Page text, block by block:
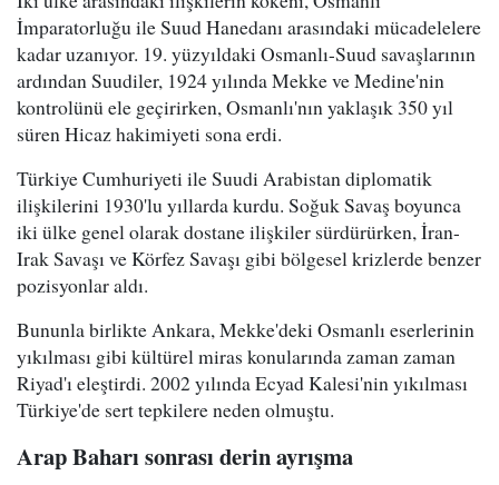
İmparatorluğu ile Suud Hanedanı arasındaki mücadelelere
kadar uzanıyor. 19. yüzyıldaki Osmanlı-Suud savaşlarının
ardından Suudiler, 1924 yılında Mekke ve Medine'nin
kontrolünü ele geçirirken, Osmanlı'nın yaklaşık 350 yıl
süren Hicaz hakimiyeti sona erdi.
Türkiye Cumhuriyeti ile Suudi Arabistan diplomatik
ilişkilerini 1930'lu yıllarda kurdu. Soğuk Savaş boyunca
iki ülke genel olarak dostane ilişkiler sürdürürken, İran-
Irak Savaşı ve Körfez Savaşı gibi bölgesel krizlerde benzer
pozisyonlar aldı.
Bununla birlikte Ankara, Mekke'deki Osmanlı eserlerinin
yıkılması gibi kültürel miras konularında zaman zaman
Riyad'ı eleştirdi. 2002 yılında Ecyad Kalesi'nin yıkılması
Türkiye'de sert tepkilere neden olmuştu.
Arap Baharı sonrası derin ayrışma